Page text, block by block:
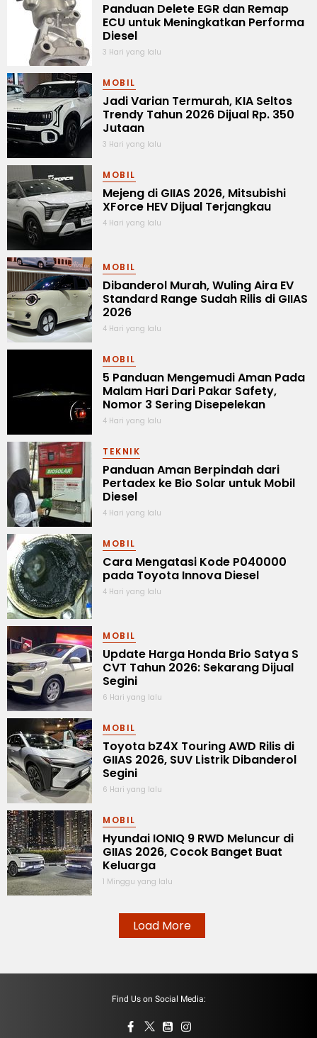
Panduan Delete EGR dan Remap
ECU untuk Meningkatkan Performa
Diesel
3 Hari yang lalu
MOBIL
Jadi Varian Termurah, KIA Seltos
Trendy Tahun 2026 Dijual Rp. 350
Jutaan
3 Hari yang lalu
MOBIL
Mejeng di GIIAS 2026, Mitsubishi
XForce HEV Dijual Terjangkau
4 Hari yang lalu
MOBIL
Dibanderol Murah, Wuling Aira EV
Standard Range Sudah Rilis di GIIAS
2026
4 Hari yang lalu
MOBIL
5 Panduan Mengemudi Aman Pada
Malam Hari Dari Pakar Safety,
Nomor 3 Sering Disepelekan
4 Hari yang lalu
TEKNIK
Panduan Aman Berpindah dari
Pertadex ke Bio Solar untuk Mobil
Diesel
4 Hari yang lalu
MOBIL
Cara Mengatasi Kode P040000
pada Toyota Innova Diesel
4 Hari yang lalu
MOBIL
Update Harga Honda Brio Satya S
CVT Tahun 2026: Sekarang Dijual
Segini
6 Hari yang lalu
MOBIL
Toyota bZ4X Touring AWD Rilis di
GIIAS 2026, SUV Listrik Dibanderol
Segini
6 Hari yang lalu
MOBIL
Hyundai IONIQ 9 RWD Meluncur di
GIIAS 2026, Cocok Banget Buat
Keluarga
1 Minggu yang lalu
Load More
Find Us on Social Media: